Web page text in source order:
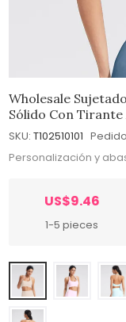
Wholesale
Sólido Con
SKU: T102510101
Personalización y
US$9.46
1-5 pieces